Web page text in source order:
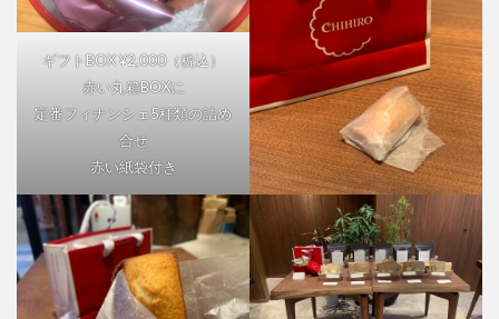
ギフトBOX ¥2,000（税込）
赤い丸箱BOXに
定番フィナンシェ5種類の詰め
合せ
赤い紙袋付き